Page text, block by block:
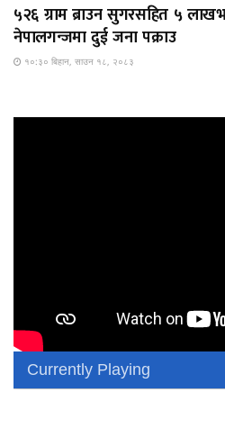
५२६ ग्राम ब्राउन सुगरसहित ५
नेपालगन्जमा दुई जना पक्राउ
१०:३० बिहान, साउन १८, २०८३
Currently Playing